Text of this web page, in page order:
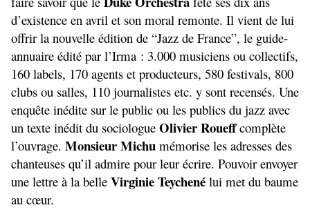
d’existence en avril et son moral remonte. Il vient de lui
offrir la nouvelle édition de “Jazz de France”, le guide-
annuaire édité par l’Irma : 3.000 musiciens ou collectifs,
160 labels, 170 agents et producteurs, 580 festivals, 800
clubs ou salles, 110 journalistes etc. y sont recensés. Une
enquête inédite sur le public ou les publics du jazz avec
un texte inédit du sociologue Olivier Roueffcomplète
l’ouvrage. Monsieur Michu mémorise les adresses des
chanteuses qu’il admire pour leur écrire. Pouvoir envoyer
une lettre à la belle Virginie Teychené lui met du baume
au cœur.